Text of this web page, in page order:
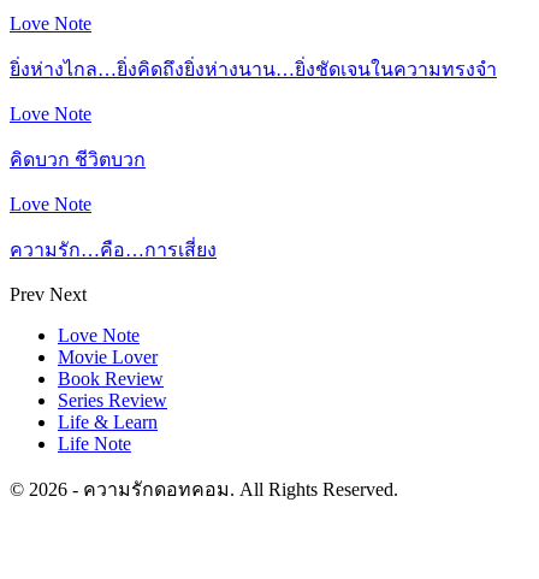
Love Note
ยิ่งห่างไกล…ยิ่งคิดถึงยิ่งห่างนาน…ยิ่งชัดเจนในความทรงจำ
Love Note
คิดบวก ชีวิตบวก
Love Note
ความรัก…คือ…การเสี่ยง
Prev Next
Love Note
Movie Lover
Book Review
Series Review
Life & Learn
Life Note
© 2026 - ความรักดอทคอม. All Rights Reserved.